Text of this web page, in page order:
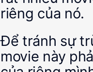
riêng của nó.
Để tránh sự
movie này